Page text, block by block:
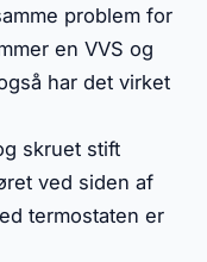
problem for
en VVS og
har det virket
skruet stift
ved siden af
termostaten er